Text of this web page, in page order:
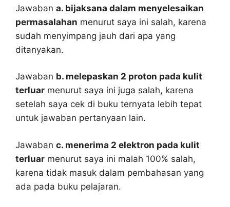
Jawaban a. bijaksana dalam menyelesaikan
permasalahan menurut saya ini salah, karena
sudah menyimpang jauh dari apa yang
ditanyakan.
Jawaban b. melepaskan 2 proton pada kulit
terluar menurut saya ini juga salah, karena
setelah saya cek di buku ternyata lebih tepat
untuk jawaban pertanyaan lain.
Jawaban c. menerima 2 elektron pada kulit
terluar menurut saya ini malah 100% salah,
karena tidak masuk dalam pembahasan yang
ada pada buku pelajaran.